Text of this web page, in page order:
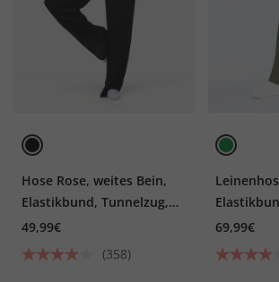
Hose Rose, weites Bein,
Elastikbund, Tunnelzug,
Viskose
49,99€
(358)
gerades
69,99€